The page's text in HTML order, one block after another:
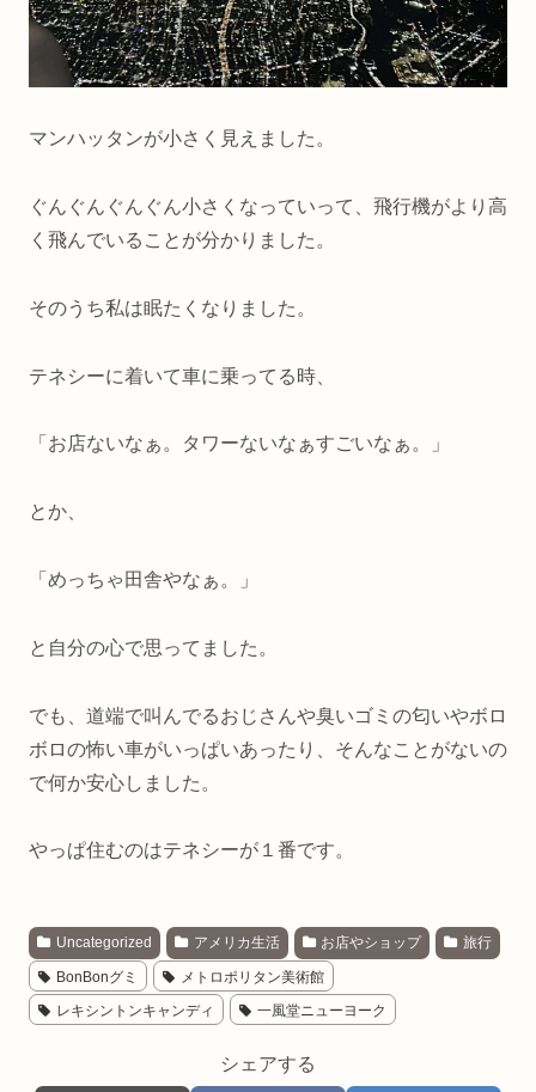
マンハッタンが小さく見えました。
ぐんぐんぐんぐん小さくなっていって、飛行機がより高
く飛んでいることが分かりました。
そのうち私は眠たくなりました。
テネシーに着いて車に乗ってる時、
「お店ないなぁ。タワーないなぁすごいなぁ。」
とか、
「めっちゃ田舎やなぁ。」
と自分の心で思ってました。
でも、道端で叫んでるおじさんや臭いゴミの匂いやボロ
ボロの怖い車がいっぱいあったり、そんなことがないの
で何か安心しました。
やっぱ住むのはテネシーが１番です。
Uncategorized アメリカ生活 お店やショップ 旅行
BonBonグミ
メトロポリタン美術館
レキシントンキャンディ
一風堂ニューヨーク
シェアする